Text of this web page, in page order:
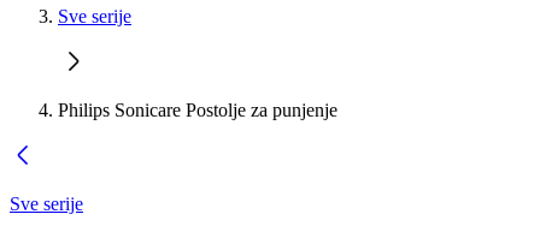
Sve serije
Philips Sonicare Postolje za punjenje
Sve serije